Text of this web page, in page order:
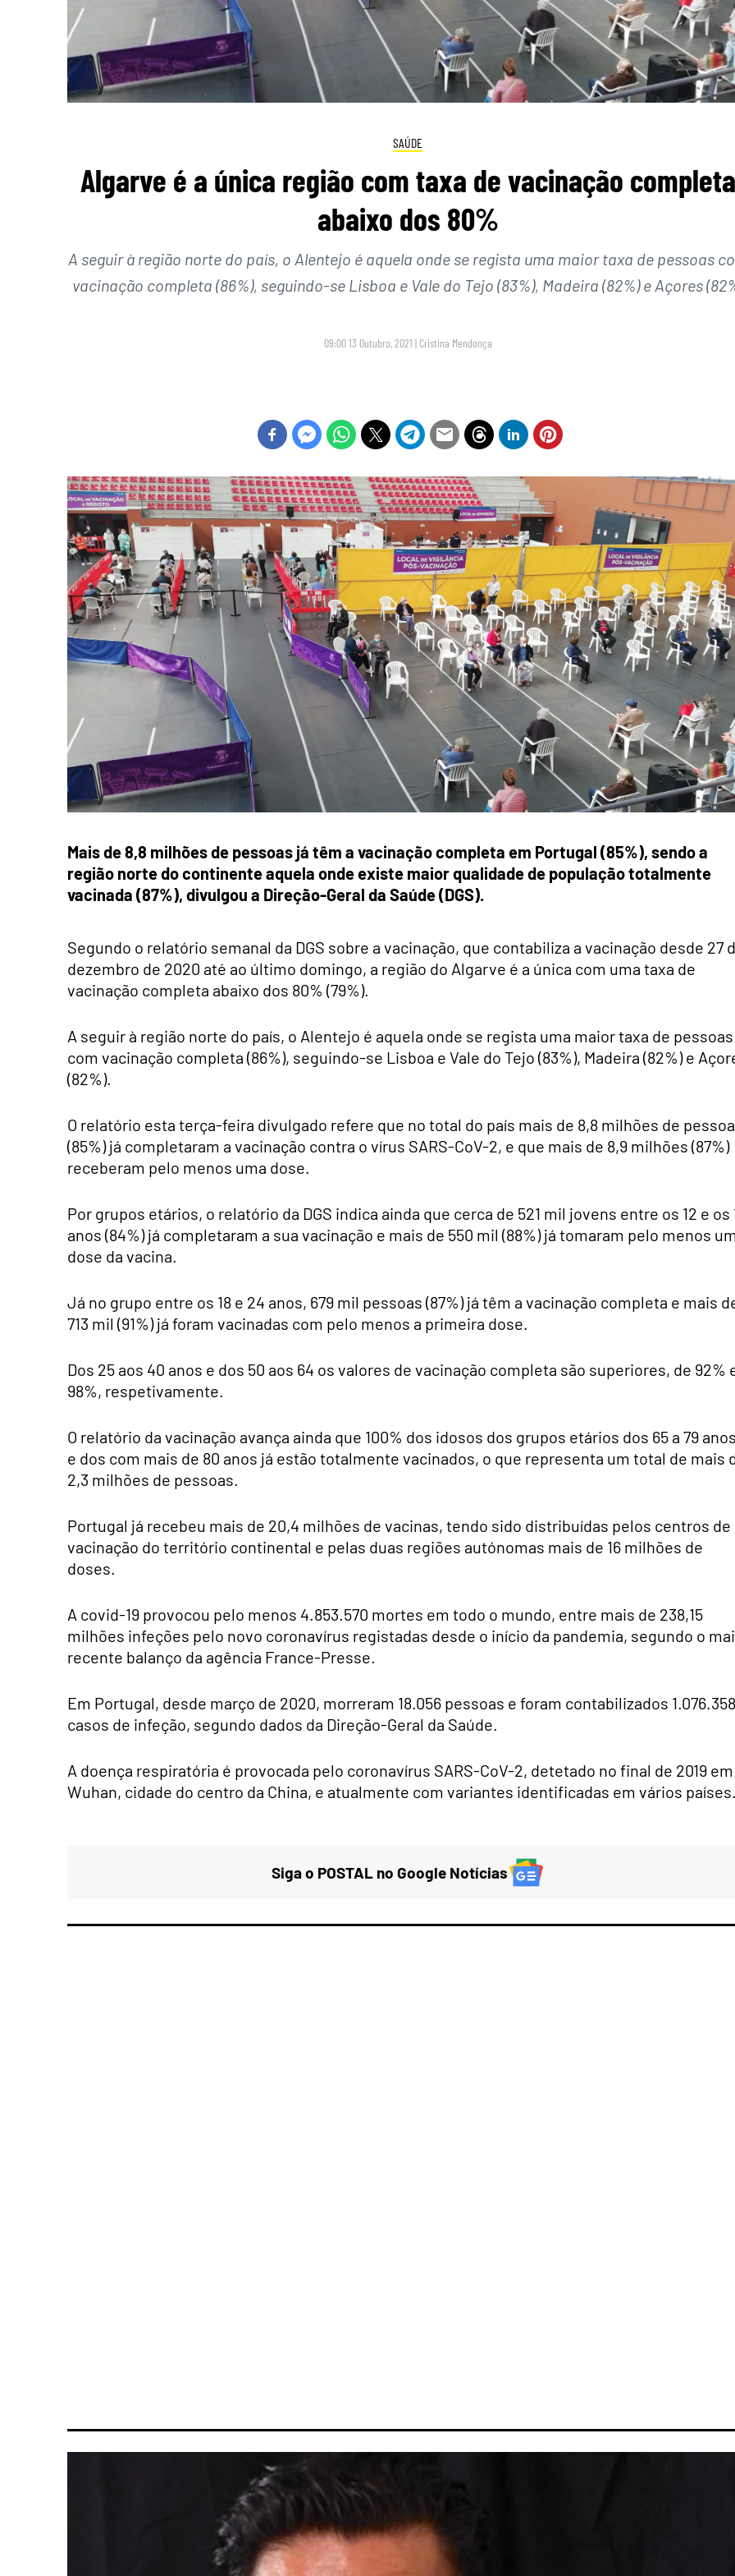
SAÚDE
Algarve é a única região com taxa de vacinação completa
abaixo dos 80%
A seguir à região norte do país, o Alentejo é aquela onde se regista uma maior taxa de pessoas
vacinação completa (86%), seguindo-se Lisboa e Vale do Tejo (83%), Madeira (82%) e Açores
09:00 13 Outubro, 2021 | Cristina Mendonça
Mais de 8,8 milhões de pessoas já têm a vacinação completa em Portugal (85%), sendo a
região norte do continente aquela onde existe maior qualidade de população totalmente
vacinada (87%), divulgou a Direção-Geral da Saúde (DGS).
Segundo o relatório semanal da DGS sobre a vacinação, que contabiliza a vacinação desde 27
dezembro de 2020 até ao último domingo, a região do Algarve é a única com uma taxa de
vacinação completa abaixo dos 80% (79%).
A seguir à região norte do país, o Alentejo é aquela onde se regista uma maior taxa de pessoas
com vacinação completa (86%), seguindo-se Lisboa e Vale do Tejo (83%), Madeira (82%) e
(82%).
O relatório esta terça-feira divulgado refere que no total do país mais de 8,8 milhões de
(85%) já completaram a vacinação contra o vírus SARS-CoV-2, e que mais de 8,9 milhões (87%)
receberam pelo menos uma dose.
Por grupos etários, o relatório da DGS indica ainda que cerca de 521 mil jovens entre os 12 e os
anos (84%) já completaram a sua vacinação e mais de 550 mil (88%) já tomaram pelo menos
dose da vacina.
Já no grupo entre os 18 e 24 anos, 679 mil pessoas (87%) já têm a vacinação completa e mais
713 mil (91%) já foram vacinadas com pelo menos a primeira dose.
Dos 25 aos 40 anos e dos 50 aos 64 os valores de vacinação completa são superiores, de 92%
98%, respetivamente.
O relatório da vacinação avança ainda que 100% dos idosos dos grupos etários dos 65 a 79 anos
e dos com mais de 80 anos já estão totalmente vacinados, o que representa um total de mais
2,3 milhões de pessoas.
Portugal já recebeu mais de 20,4 milhões de vacinas, tendo sido distribuídas pelos centros de
vacinação do território continental e pelas duas regiões autónomas mais de 16 milhões de
doses.
A covid-19 provocou pelo menos 4.853.570 mortes em todo o mundo, entre mais de 238,15
milhões infeções pelo novo coronavírus registadas desde o início da pandemia, segundo o
recente balanço da agência France-Presse.
Em Portugal, desde março de 2020, morreram 18.056 pessoas e foram contabilizados 1.076.358
casos de infeção, segundo dados da Direção-Geral da Saúde.
A doença respiratória é provocada pelo coronavírus SARS-CoV-2, detetado no final de 2019 em
Wuhan, cidade do centro da China, e atualmente com variantes identificadas em vários países.
Siga o POSTAL no Google Notícias